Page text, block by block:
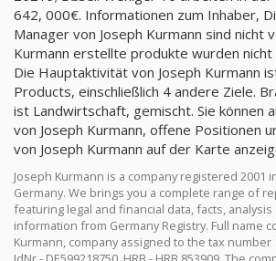
642, 000€. Informationen zum Inhaber,
Manager von Joseph Kurmann sind nicht
Kurmann erstellte produkte wurden nicht
Die Hauptaktivität von Joseph Kurmann
Products, einschließlich 4 andere Ziele.
ist Landwirtschaft, gemischt. Sie können
von Joseph Kurmann, offene Positionen
von Joseph Kurmann auf der Karte
Joseph Kurmann is a company registered 2001
Germany. We brings you a complete range of
featuring legal and financial data, facts, analysis
information from Germany Registry. Full name
Kurmann, company assigned to the tax number